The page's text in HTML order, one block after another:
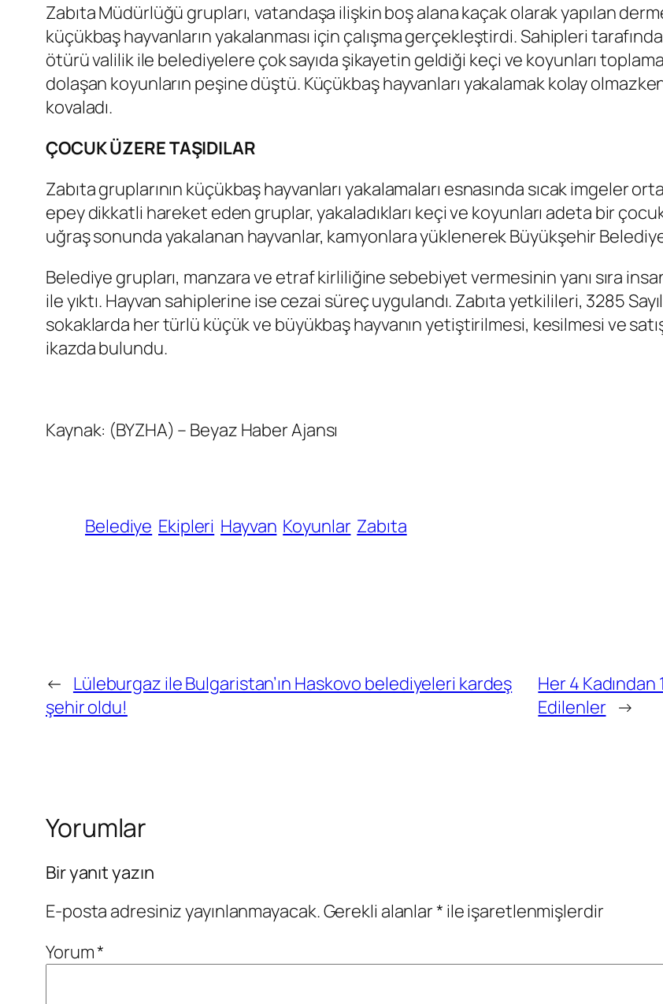
Zabıta Müdürlüğü grupları, vatandaşa ilişkin boş alana kaçak olarak yapılan derme
küçükbaş hayvanların yakalanması için çalışma gerçekleştirdi. Sahipleri
ötürü valilik ile belediyelere çok sayıda şikayetin geldiği keçi ve koyunları
dolaşan koyunların peşine düştü. Küçükbaş hayvanları yakalamak kolay
kovaladı.
ÇOCUK ÜZERE TAŞIDILAR
Zabıta gruplarının küçükbaş hayvanları yakalamaları esnasında sıcak imgeler
epey dikkatli hareket eden gruplar, yakaladıkları keçi ve koyunları adeta bir
uğraş sonunda yakalanan hayvanlar, kamyonlara yüklenerek Büyükşehir
Belediye grupları, manzara ve etraf kirliliğine sebebiyet vermesinin yanı sıra
ile yıktı. Hayvan sahiplerine ise cezai süreç uygulandı. Zabıta yetkilileri, 3285
sokaklarda her türlü küçük ve büyükbaş hayvanın yetiştirilmesi, kesilmesi ve
ikazda bulundu.
Kaynak: (BYZHA) – Beyaz Haber Ajansı
Belediye Ekipleri Hayvan Koyunlar Zabıta
← Lüleburgaz ile Bulgaristan’ın Haskovo belediyeleri kardeş
şehir oldu!
Her 4 Kadından
Edilenler →
Yorumlar
Bir yanıt yazın
E-posta adresiniz yayınlanmayacak.Gerekli alanlar* ile işaretlenmişlerdir
Yorum*